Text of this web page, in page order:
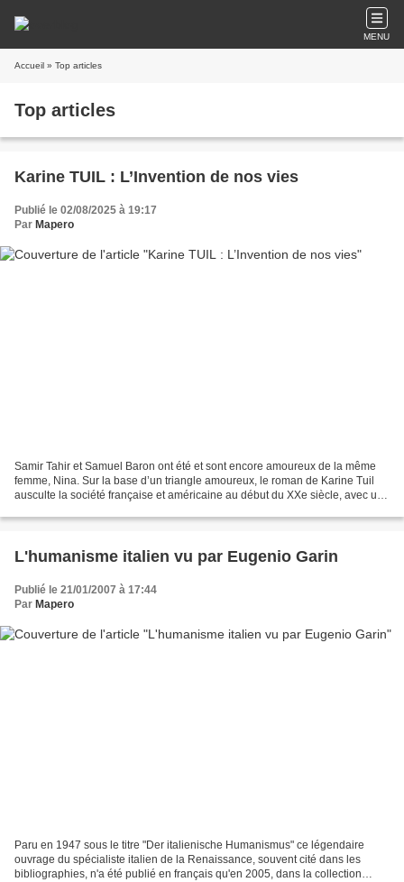
MENU
Accueil » Top articles
Top articles
Karine TUIL : L’Invention de nos vies
Publié le 02/08/2025 à 19:17
Par Mapero
Samir Tahir et Samuel Baron ont été et sont encore amoureux de la même
femme, Nina. Sur la base d’un triangle amoureux, le roman de Karine Tuil
ausculte la société française et américaine au début du XXe siècle, avec une
L'humanisme italien vu par Eugenio Garin
Publié le 21/01/2007 à 17:44
Par Mapero
Paru en 1947 sous le titre "Der italienische Humanismus" ce légendaire
ouvrage du spécialiste italien de la Renaissance, souvent cité dans les
bibliographies, n'a été publié en français qu'en 2005, dans la collection